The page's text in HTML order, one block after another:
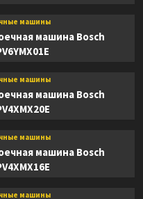
машины
машина Bosch
машины
машина Bosch
машины
машина Bosch
машины